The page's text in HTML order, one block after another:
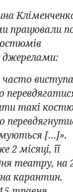
працювали
джерелами:
часто
такі
[…]».
2 місяці, її
театру, на
карантин.